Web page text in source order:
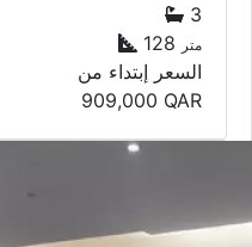
3
128 متر
السعر إبتداء من
909,000 QAR